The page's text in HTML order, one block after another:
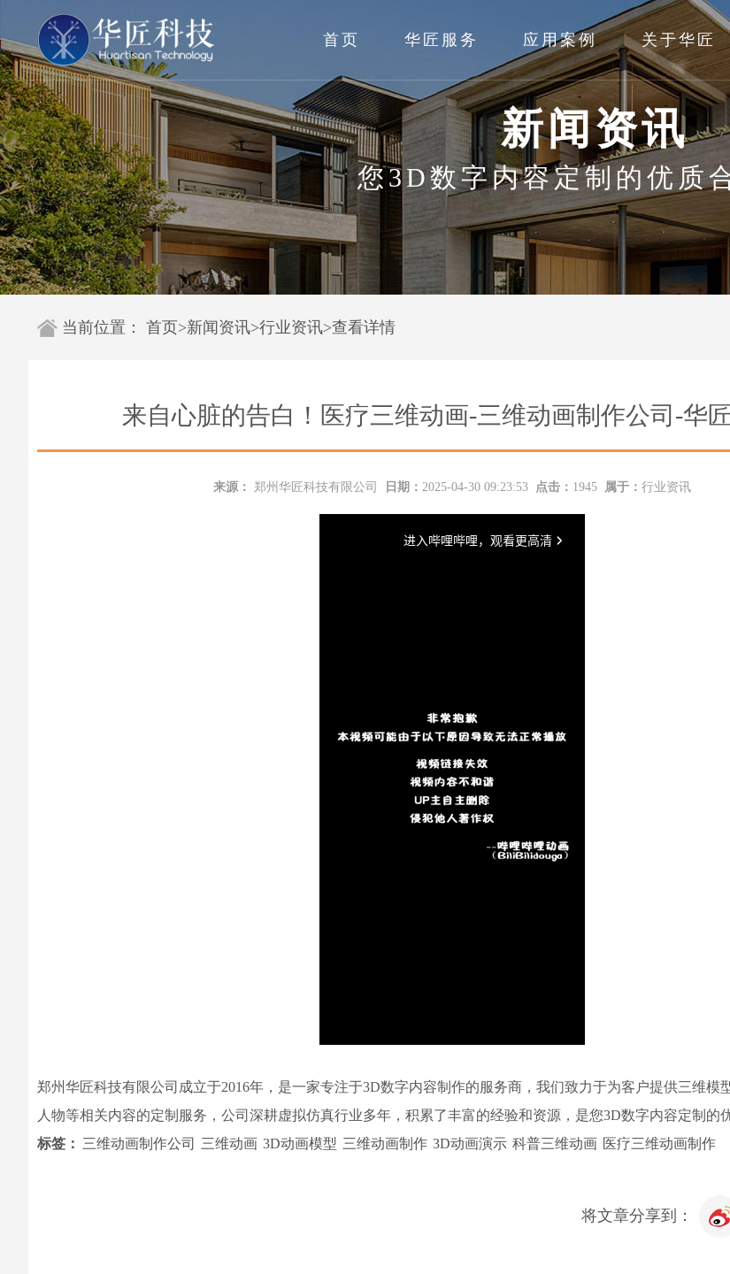
首页 华匠服务 应用案例 关于华匠
新闻资讯
您3D数字内容定制的优质
当前位置： 首页>新闻资讯>行业资讯>查看详情
来自心脏的告白！医疗三维动画-三维动画制作公司-华
来源： 郑州华匠科技有限公司 日期： 2025-04-30 09:23:53 点击： 1945 属于： 行业资讯
郑州华匠科技有限公司成立于2016年，是一家专注于3D数字内容制作的服务商，我们致力于为客户提供三维模
人物等相关内容的定制服务，公司深耕虚拟仿真行业多年，积累了丰富的经验和资源，是您3D数字内容定制的
标签： 三维动画制作公司 三维动画 3D动画模型 三维动画制作 3D动画演示 科普三维动画 医疗三维动画制作
将文章分享到：